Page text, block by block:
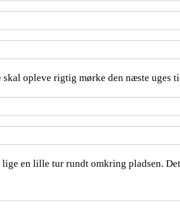
opleve rigtig mørke den næste uges
en lille tur rundt omkring pladsen.